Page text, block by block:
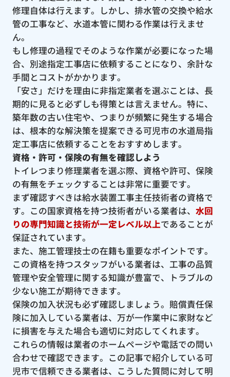
修理自体は行えます。しかし、排水管の交換や給水
管の工事など、水道本管に関わる作業は行えませ
ん。
もし修理の過程でそのような作業が必要になった場
合、別途指定工事店に依頼することになり、余計な
手間とコストがかかります。
「安さ」だけを理由に非指定業者を選ぶことは、長
期的に見ると必ずしも得策とは言えません。特に、
築年数の古い住宅や、つまりが頻繁に発生する場合
は、根本的な解決策を提案できる可児市の水道局指
定工事店に依頼することをおすすめします。
資格・許可・保険の有無を確認しよう
トイレつまり修理業者を選ぶ際、資格や許可、保険
の有無をチェックすることは非常に重要です。
まず確認すべきは給水装置工事主任技術者の資格で
す。この国家資格を持つ技術者がいる業者は、 水回
りの専門知識と技術が一定レベル以上であることが
保証されています。
また、施工管理技士の在籍も重要なポイントです。
この資格を持つスタッフがいる業者は、工事の品質
管理や安全管理に関する知識が豊富で、トラブルの
少ない施工が期待できます。
保険の加入状況も必ず確認しましょう。賠償責任保
険に加入している業者は、万が一作業中に家財など
に損害を与えた場合も適切に対応してくれます。
これらの情報は業者のホームページや電話での問い
合わせで確認できます。この記事で紹介している可
児市で信頼できる業者は、こうした質問に対して明